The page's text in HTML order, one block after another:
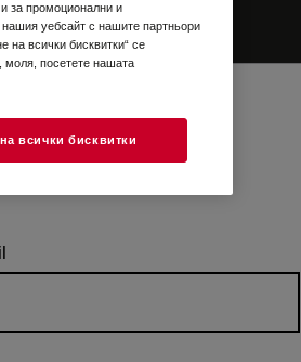
и за промоционални и
уебсайт с нашите партньори
на всички бисквитки“ се
моля, посетете нашата
всички бисквитки